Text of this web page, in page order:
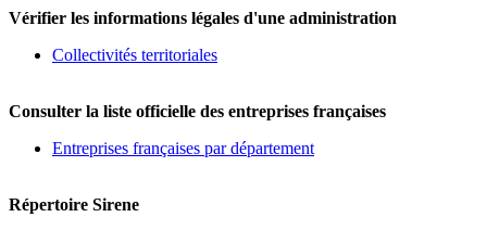
Vérifier les informations légales d'une administration
Collectivités territoriales
Consulter la liste officielle des entreprises françaises
Entreprises françaises par département
Répertoire Sirene